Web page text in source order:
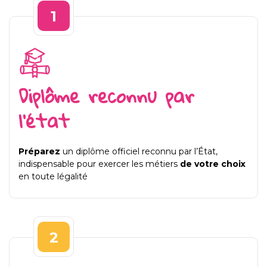
1
Diplôme reconnu par
l’état
Préparez un diplôme officiel reconnu par l’État,
indispensable pour exercer les métiers de votre choix
en toute légalité
2